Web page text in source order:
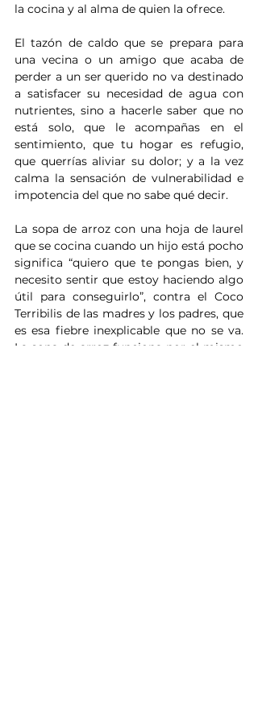
la cocina y al alma de quien la ofrece.
El tazón de caldo que se prepara para
una vecina o un amigo que acaba de
perder a un ser querido no va destinado
a satisfacer su necesidad de agua con
nutrientes, sino a hacerle saber que no
está solo, que le acompañas en el
sentimiento, que tu hogar es refugio,
que querrías aliviar su dolor; y a la vez
calma la sensación de vulnerabilidad e
impotencia del que no sabe qué decir.
La sopa de arroz con una hoja de laurel
que se cocina cuando un hijo está pocho
significa “quiero que te pongas bien, y
necesito sentir que estoy haciendo algo
útil para conseguirlo”, contra el Coco
Terribilis de las madres y los padres, que
es esa fiebre inexplicable que no se va.
La sopa de arroz funciona por el mismo